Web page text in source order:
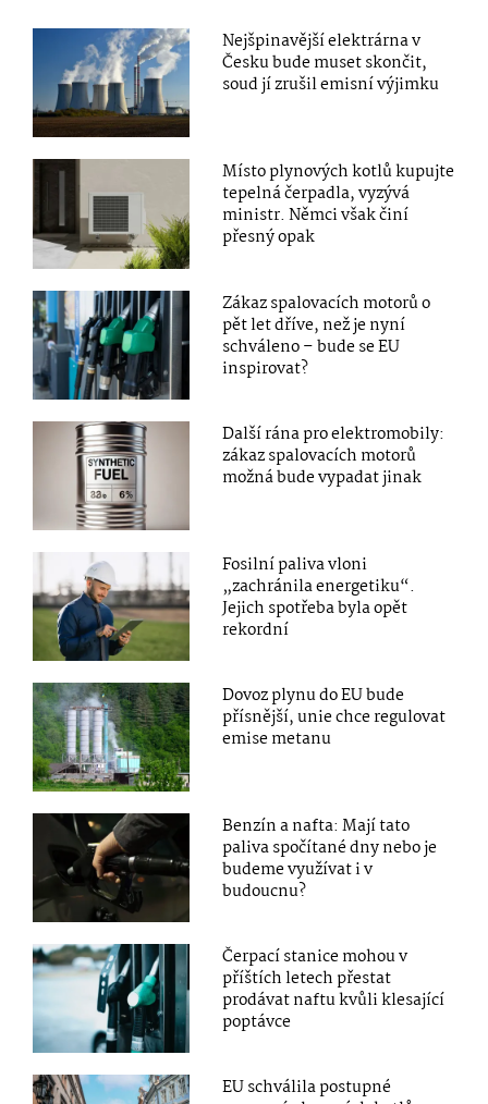
Nejšpinavější elektrárna v
Česku bude muset skončit,
soud jí zrušil emisní výjimku
Místo plynových kotlů kupujte
tepelná čerpadla, vyzývá
ministr. Němci však činí
přesný opak
Zákaz spalovacích motorů o
pět let dříve, než je nyní
schváleno – bude se EU
inspirovat?
Další rána pro elektromobily:
zákaz spalovacích motorů
možná bude vypadat jinak
Fosilní paliva vloni
„zachránila energetiku“.
Jejich spotřeba byla opět
rekordní
Dovoz plynu do EU bude
přísnější, unie chce regulovat
emise metanu
Benzín a nafta: Mají tato
paliva spočítané dny nebo je
budeme využívat i v
budoucnu?
Čerpací stanice mohou v
příštích letech přestat
prodávat naftu kvůli klesající
poptávce
EU schválila postupné